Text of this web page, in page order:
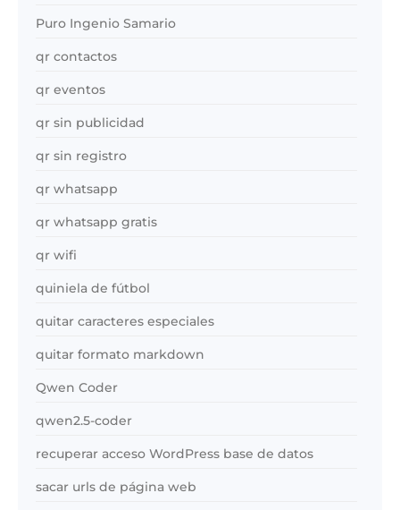
Puro Ingenio Samario
qr contactos
qr eventos
qr sin publicidad
qr sin registro
qr whatsapp
qr whatsapp gratis
qr wifi
quiniela de fútbol
quitar caracteres especiales
quitar formato markdown
Qwen Coder
qwen2.5-coder
recuperar acceso WordPress base de datos
sacar urls de página web